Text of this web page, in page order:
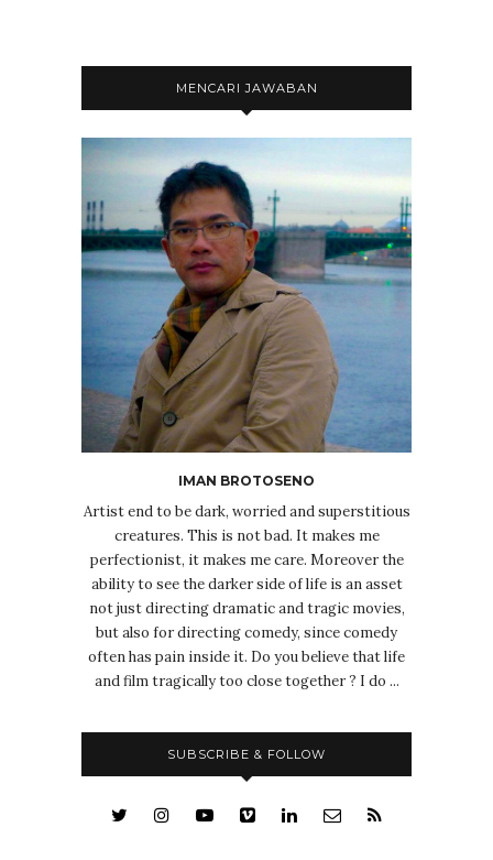
MENCARI JAWABAN
IMAN BROTOSENO
Artist end to be dark, worried and superstitious
creatures. This is not bad. It makes me
perfectionist, it makes me care. Moreover the
ability to see the darker side of life is an asset
not just directing dramatic and tragic movies,
but also for directing comedy, since comedy
often has pain inside it. Do you believe that life
and film tragically too close together ? I do ...
SUBSCRIBE & FOLLOW